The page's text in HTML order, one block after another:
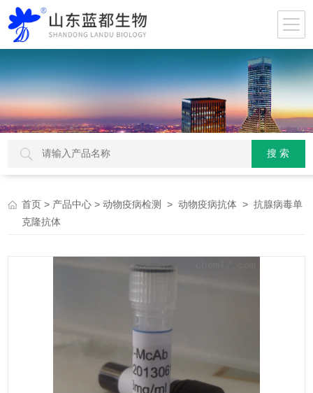
首页 > 产品中心 >动物疫病检测 >动物疫病抗体 > 抗腺病毒单
克隆抗体